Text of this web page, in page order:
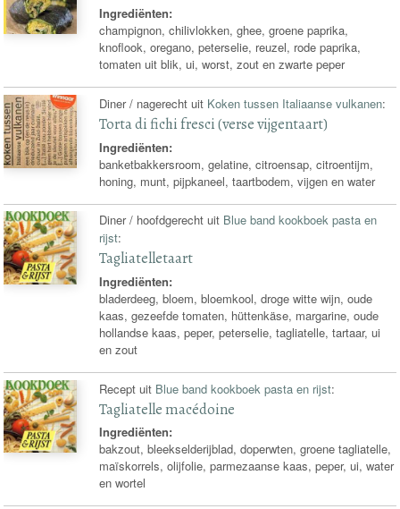
Ingrediënten:
champignon, chilivlokken, ghee, groene paprika,
knoflook, oregano, peterselie, reuzel, rode paprika,
tomaten uit blik, ui, worst, zout en zwarte peper
Diner / nagerecht uit Koken tussen Italiaanse vulkanen:
Torta di fichi fresci (verse vijgentaart)
Ingrediënten:
banketbakkersroom, gelatine, citroensap, citroentijm,
honing, munt, pijpkaneel, taartbodem, vijgen en water
Diner / hoofdgerecht uit Blue band kookboek pasta en
rijst:
Tagliatelletaart
Ingrediënten:
bladerdeeg, bloem, bloemkool, droge witte wijn, oude
kaas, gezeefde tomaten, hüttenkäse, margarine, oude
hollandse kaas, peper, peterselie, tagliatelle, tartaar, ui
en zout
Recept uit Blue band kookboek pasta en rijst:
Tagliatelle macédoine
Ingrediënten:
bakzout, bleekselderijblad, doperwten, groene tagliatelle,
maïskorrels, olijfolie, parmezaanse kaas, peper, ui, water
en wortel